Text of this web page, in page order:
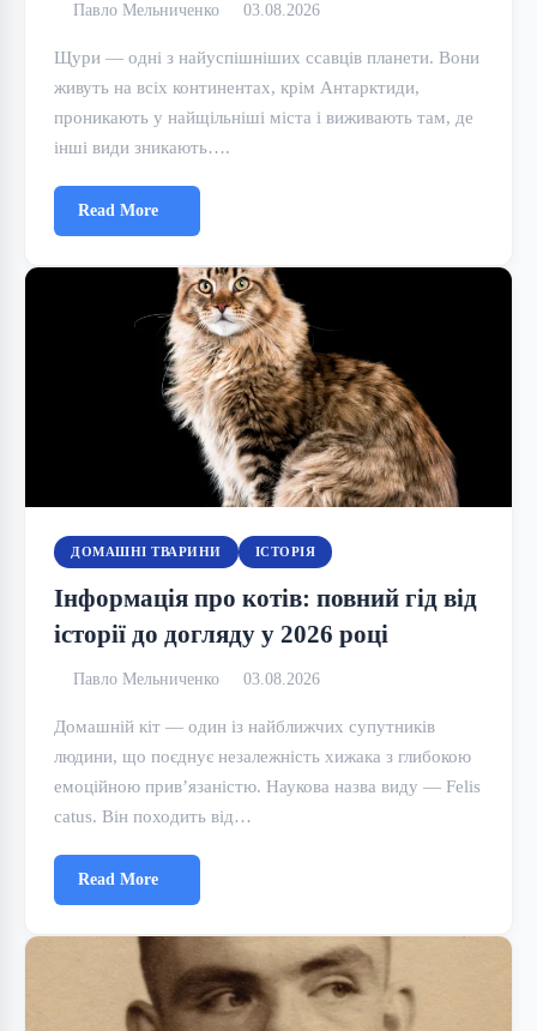
Павло Мельниченко 03.08.2026
Щури — одні з найуспішніших ссавців планети. Вони
живуть на всіх континентах, крім Антарктиди,
проникають у найщільніші міста і виживають там, де
інші види зникають….
Read More
ДОМАШНІ ТВАРИНИ ІСТОРІЯ
Інформація про котів: повний гід від
історії до догляду у 2026 році
Павло Мельниченко 03.08.2026
Домашній кіт — один із найближчих супутників
людини, що поєднує незалежність хижака з глибокою
емоційною прив’язаністю. Наукова назва виду — Felis
catus. Він походить від…
Read More